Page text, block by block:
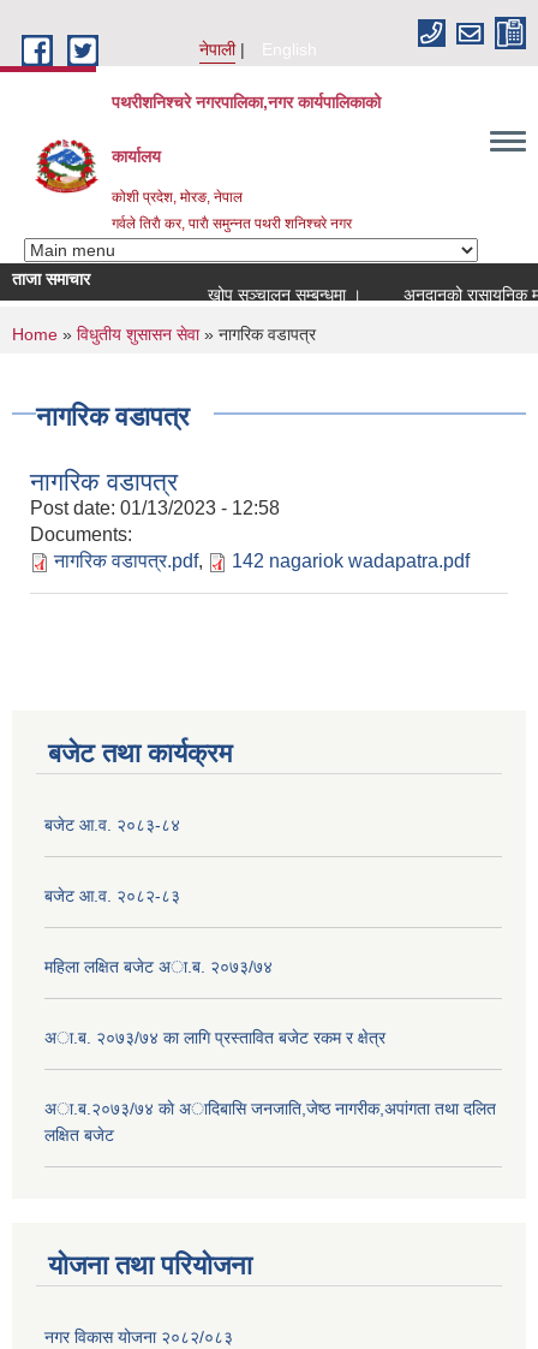
नेपाली
English
पथरीशनिश्चरे नगरपालिका,नगर कार्यपालिकाको
कार्यालय
कोशी प्रदेश, मोरङ, नेपाल
गर्वले तिराै कर, पाराै समुन्नत पथरी शनिश्चरे नगर
ताजा समाचार
खोप सञ्चालन सम्बन्धमा ।
अनुदानको रासायनिक मल
You are here
Home » विधुतीय शुसासन सेवा» नागरिक वडापत्र
नागरिक वडापत्र
नागरिक वडापत्र
Post date: 01/13/2023 - 12:58
Documents:
नागरिक वडापत्र.pdf, 142 nagariok wadapatra.pdf
बजेट तथा कार्यक्रम
बजेट आ.व. २०८३-८४
बजेट आ.व. २०८२-८३
महिला लक्षित बजेट अा.ब. २०७३/७४
अा.ब. २०७३/७४ का लागि प्रस्तावित बजेट रकम र क्षेत्र
अा.ब.२०७३/७४ काे अादिबासि जनजाति,जेष्ठ नागरीक,अपांगता तथा दलित
लक्षित बजेट
योजना तथा परियोजना
नगर विकास योजना २०८२/०८३